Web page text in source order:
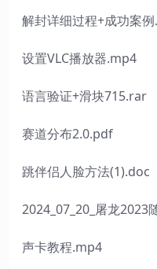
解封详细过程+成功案
设置VLC播放器.mp4
语言验证+滑块715.rar
赛道分布2.0.pdf
跳伴侣人脸方法(1).doc
2024_07_20_屠龙2023
声卡教程.mp4